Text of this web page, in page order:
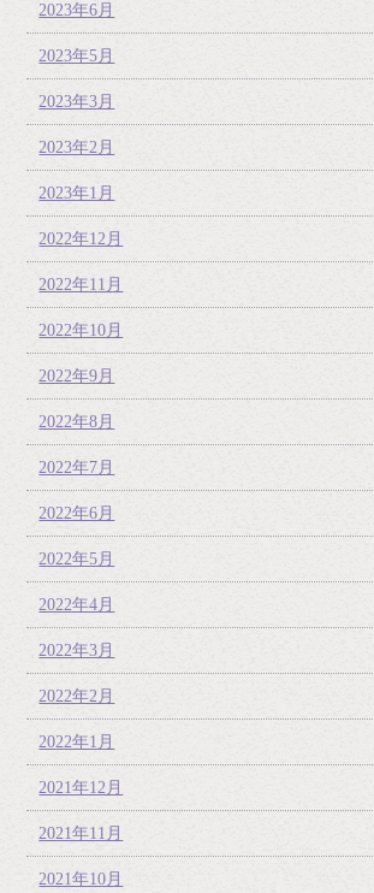
2023年6月
2023年5月
2023年3月
2023年2月
2023年1月
2022年12月
2022年11月
2022年10月
2022年9月
2022年8月
2022年7月
2022年6月
2022年5月
2022年4月
2022年3月
2022年2月
2022年1月
2021年12月
2021年11月
2021年10月